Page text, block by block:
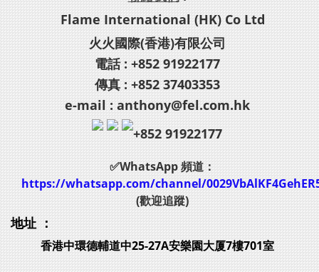
Flame International (HK) Co Ltd
火火國際(香港)有限公司
電話 : +852 91922177
傳真 : +852 37403353
e-mail : anthony@fel.com.hk
+852 91922177
✅WhatsApp 頻道：
https://whatsapp.com/channel/
(歡迎追蹤)
地址 ：
香港中環德輔道中25-27A安樂園大厦7樓701室